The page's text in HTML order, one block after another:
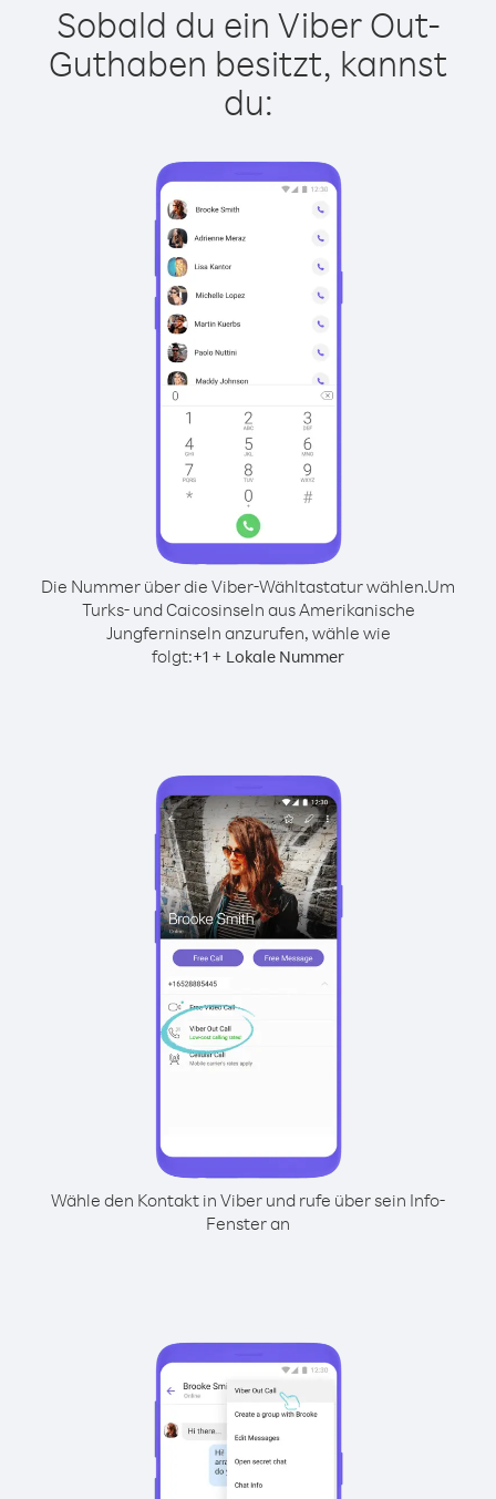
Sobald du ein Viber Out-
Guthaben besitzt, kannst
du:
Die Nummer über die Viber-Wähltastatur wählen.Um
Turks- und Caicosinseln aus Amerikanische
Jungferninseln anzurufen, wähle wie
folgt:+1 + Lokale Nummer
Wähle den Kontakt in Viber und rufe über sein Info-
Fenster an